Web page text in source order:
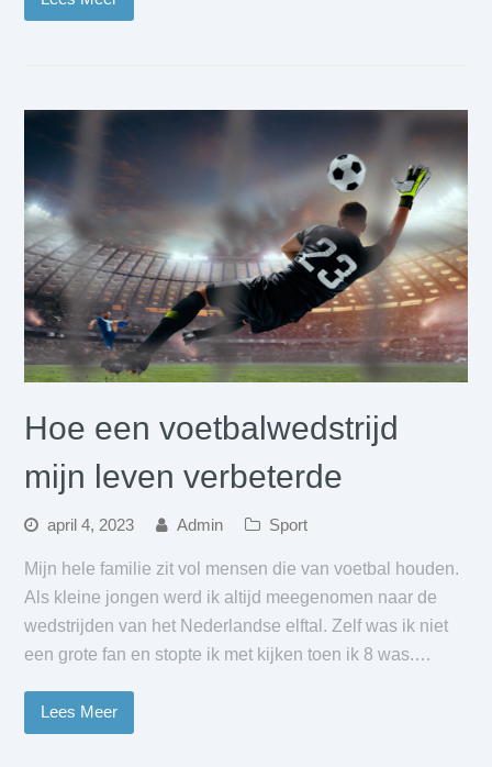
Hoe een voetbalwedstrijd
mijn leven verbeterde
april 4, 2023 Admin Sport
Mijn hele familie zit vol mensen die van voetbal houden.
Als kleine jongen werd ik altijd meegenomen naar de
wedstrijden van het Nederlandse elftal. Zelf was ik niet
een grote fan en stopte ik met kijken toen ik 8 was.…
Lees Meer